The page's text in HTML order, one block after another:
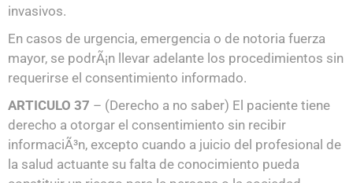
invasivos.
En casos de urgencia, emergencia o de notoria fuerza
mayor, se podrÃ¡n llevar adelante los procedimientos sin
requerirse el consentimiento informado.
ARTICULO 37 – (Derecho a no saber) El paciente tiene
derecho a otorgar el consentimiento sin recibir
informaciÃ³n, excepto cuando a juicio del profesional de
la salud actuante su falta de conocimiento pueda